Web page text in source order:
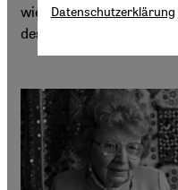
wie verhängnisvoll die
des Islam ist, meint
Datenschutzerklärung